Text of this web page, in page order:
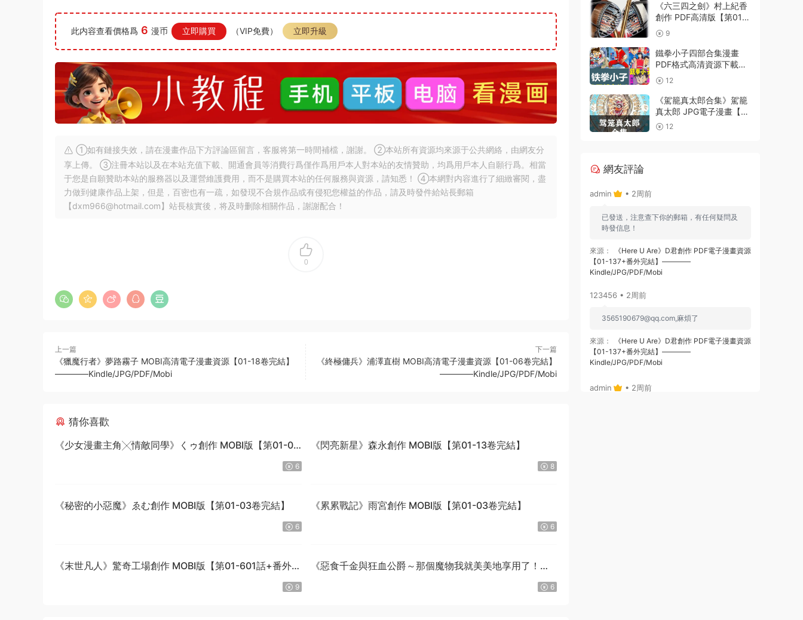
此内容查看價格爲 6 漫币 立即購買 （VIP免費） 立即升級
①如有鏈接失效，請在漫畫作品下方評論區留言，客服将第一時間補檔，謝謝。 ②本站所有資源均來源于公共網絡，由網友分
享上傳。 ③注冊本站以及在本站充值下載、開通會員等消費行爲僅作爲用戶本人對本站的友情贊助，均爲用戶本人自願行爲。相當
于您是自願贊助本站的服務器以及運營維護費用，而不是購買本站的任何服務與資源，請知悉！ ④本網對内容進行了細緻審閱，盡
力做到健康作品上架，但是，百密也有一疏，如發現不合規作品或有侵犯您權益的作品，請及時發件給站長郵箱
【dxm966@hotmail.com】站長核實後，将及時删除相關作品，謝謝配合！
0
上一篇
《獵魔行者》夢路霧子 MOBI高清電子漫畫資源【01-18卷完結】
————Kindle/JPG/PDF/Mobi
下一篇
《終極傭兵》浦澤直樹 MOBI高清電子漫畫資源【01-06卷完結】
————Kindle/JPG/PDF/Mobi
猜你喜歡
《少女漫畫主角╳情敵同學》くゥ創作 MOBI版【第01-04
6
《閃亮新星》森永創作 MOBI版【第01-13卷完結】
8
《秘密的小惡魔》ゑむ創作 MOBI版【第01-03卷完結】
6
《累累戰記》雨宮創作 MOBI版【第01-03卷完結】
6
《末世凡人》驚奇工場創作 MOBI版【第01-601話+番外完
9
《惡食千金與狂血公爵～那個魔物我就美美地享用了！》
6
《六三四之劍》村上紀香
創作 PDF高清版【第01-
24卷完結】
9
鐵拳小子四部合集漫畫
PDF格式高清資源下載
【1-4部合集完結】Kindle
電子漫畫資源精品
12
《駕籠真太郎合集》駕籠
真太郎 JPG電子漫畫【全
系完結】————
12
網友評論
admin • 2周前
已發送，注意查下你的郵箱，有任何疑問及
時發信息！
來源：
《Here U Are》D君創作 PDF電子漫畫資源
【01-137+番外完結】————
Kindle/JPG/PDF/Mobi
123456 • 2周前
3565190679@qq.com,麻煩了
來源：
《Here U Are》D君創作 PDF電子漫畫資源
【01-137+番外完結】————
Kindle/JPG/PDF/Mobi
admin • 2周前